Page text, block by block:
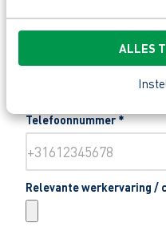
ALLES
Telefoonnummer*
Relevante werkervaring /